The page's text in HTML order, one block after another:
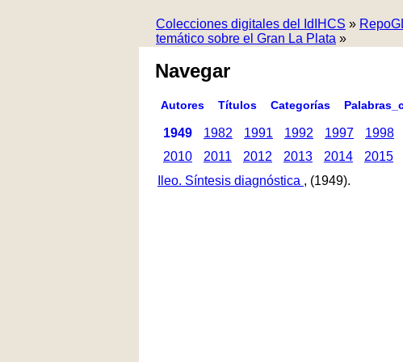
Colecciones digitales del IdIHCS »
temático sobre el Gran La Plata »
Navegar
Autores Títulos Categorías
1949 1982 1991 1992 1997 1998
2010
2011 2012 2013 2014 2015
Ileo. Síntesis diagnóstica , (1949).